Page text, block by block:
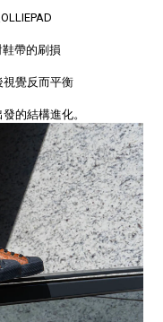
帶的刷損
覺反而平衡
的結構進化。